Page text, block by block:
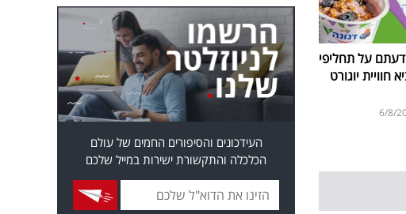
על תחליפי
יוגורט
6/8/
העידכונים והסיפורים החמים של עולם
הכלכלה והתקשורת ישירות במייל שלכם